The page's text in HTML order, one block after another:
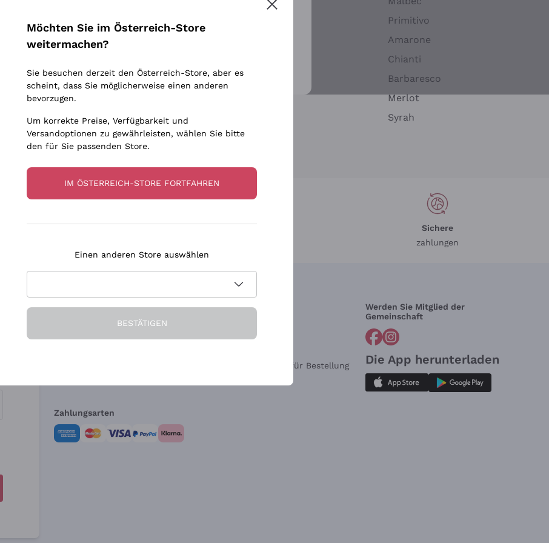
Sulfite
Occhipinti Arianna
Biondi Santi
Argiolas
Zenato
Ca' dei Frati
Chardonnay
Primitivo
Amarone
Chianti
Barbaresco
Merlot
Syrah
Sichere
zahlungen
Die Firma Brauchen Sie Hilfe?
Widerrufsformular für Bestellung
Werden Sie Mitglied der
Gemeinschaft
Die App herunterladen
Zahlungsarten
Informationen finden Sie in unserem Datenschutz-Bestimmungen
Möchten Sie im Österreich-Store
weitermachen?
Sie besuchen derzeit den Österreich-Store, aber es
scheint, dass Sie möglicherweise einen anderen
bevorzugen.
Um korrekte Preise, Verfügbarkeit und
Versandoptionen zu gewährleisten, wählen Sie bitte
den für Sie passenden Store.
IM ÖSTERREICH-STORE FORTFAHREN
Einen anderen Store auswählen
BESTÄTIGEN